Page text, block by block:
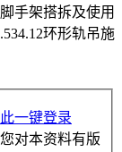
手架搭拆及使用
环形轨吊施
一键登录
对本资料有版